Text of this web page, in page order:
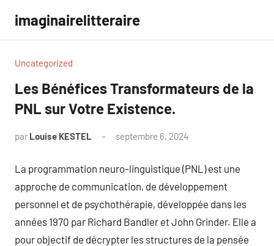
contenu
imaginairelitteraire
Uncategorized
Les Bénéfices Transformateurs de la
PNL sur Votre Existence.
par Louise KESTEL septembre 6, 2024
La programmation neuro-linguistique (PNL) est une
approche de communication, de développement
personnel et de psychothérapie, développée dans les
années 1970 par Richard Bandler et John Grinder. Elle a
pour objectif de décrypter les structures de la pensée